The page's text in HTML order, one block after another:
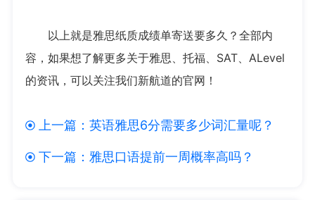
以上就是雅思纸质成绩单寄送要多久？全部内
容，如果想了解更多关于雅思、托福、SAT、ALevel
的资讯，可以关注我们新航道的官网！
上一篇： 英语雅思6分需要多少词汇量呢？
下一篇： 雅思口语提前一周概率高吗？